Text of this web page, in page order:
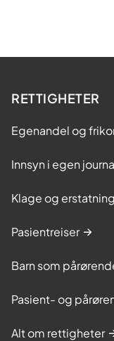
RETTIGHETER
Egenandel og
Innsyn i egen
Klage og erstatning
Pasientreiser
Barn som
Pasient- og
Alt om rettigheter